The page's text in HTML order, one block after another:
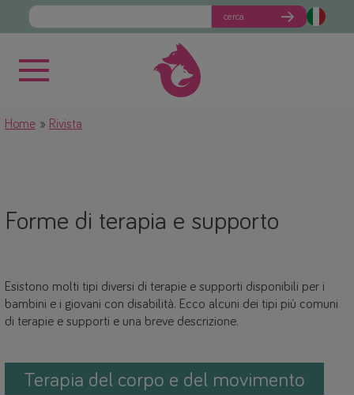
cerca
Home Rivista
Forme di terapia e supporto
Esistono molti tipi diversi di terapie e supporti disponibili per i
bambini e i giovani con disabilità. Ecco alcuni dei tipi più comuni
di terapie e supporti e una breve descrizione.
Terapia del corpo e del movimento